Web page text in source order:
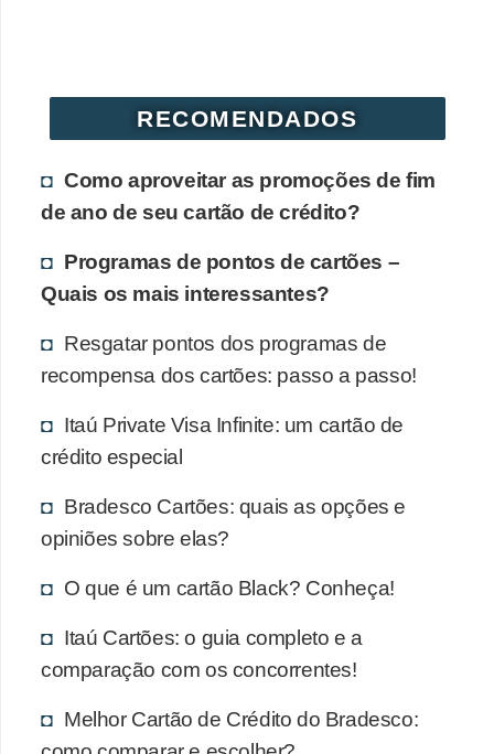
RECOMENDADOS
Como aproveitar as promoções de fim
de ano de seu cartão de crédito?
Programas de pontos de cartões –
Quais os mais interessantes?
Resgatar pontos dos programas de
recompensa dos cartões: passo a passo!
Itaú Private Visa Infinite: um cartão de
crédito especial
Bradesco Cartões: quais as opções e
opiniões sobre elas?
O que é um cartão Black? Conheça!
Itaú Cartões: o guia completo e a
comparação com os concorrentes!
Melhor Cartão de Crédito do Bradesco: